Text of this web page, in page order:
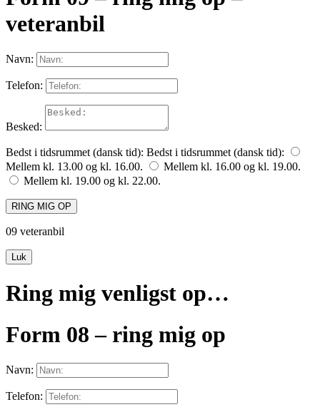
veteranbil
Navn:
Telefon:
Besked:
Bedst i tidsrummet (dansk tid): Bedst i tidsrummet (dansk tid):
Mellem kl. 13.00 og kl. 16.00.
Mellem kl. 16.00 og kl. 19.00.
Mellem kl. 19.00 og kl. 22.00.
RING MIG OP
09 veteranbil
Luk
Ring mig venligst op…
Form 08 – ring mig op
Navn:
Telefon: